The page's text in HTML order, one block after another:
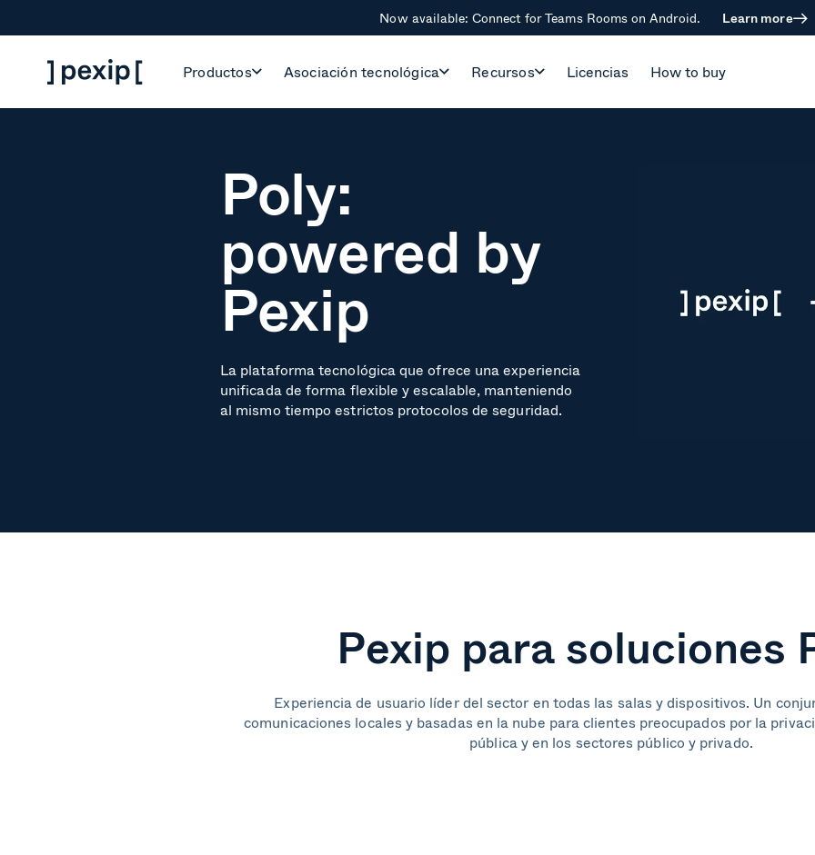
Now available: Connect for Teams Rooms on Android. Learn more
Productos Asociación tecnológica Recursos Licencias How to buy
Poly:
powered by
Pexip
La plataforma tecnológica que ofrece una experiencia
unificada de forma flexible y escalable, manteniendo
al mismo tiempo estrictos protocolos de seguridad.
Pexip para soluciones
Experiencia de usuario líder del sector en todas las salas y dispositivos. Un
comunicaciones locales y basadas en la nube para clientes preocupados por la
pública y en los sectores público y privado.